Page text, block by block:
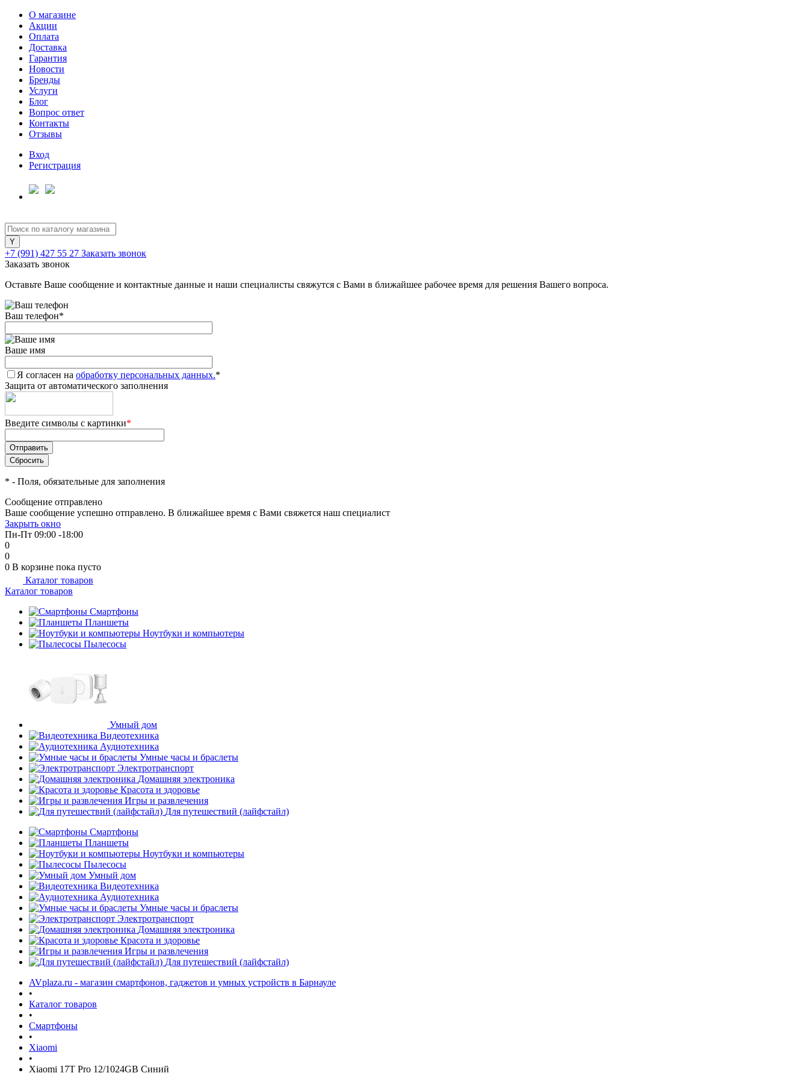
О магазине
Акции
Оплата
Доставка
Гарантия
Новости
Бренды
Услуги
Блог
Вопрос ответ
Контакты
Отзывы
Вход
Регистрация
+7 (991) 427 55 27 Заказать звонок
Заказать звонок
Оставьте Ваше сообщение и контактные данные и наши специалисты свяжутся с Вами в ближайшее рабочее время для решения Вашего вопроса.
Ваш телефон*
Ваше имя
Я согласен на обработку персональных данных.*
Защита от автоматического заполнения
Введите символы с картинки*
* - Поля, обязательные для заполнения
Сообщение отправлено
Ваше сообщение успешно отправлено. В ближайшее время с Вами свяжется наш специалист
Закрыть окно
Пн-Пт 09:00 -18:00
0
0
0 В корзине пока пусто
Каталог товаров
Каталог товаров
Смартфоны
Планшеты
Ноутбуки и компьютеры
Пылесосы
Умный дом
Видеотехника
Аудиотехника
Умные часы и браслеты
Электротранспорт
Домашняя электроника
Красота и здоровье
Игры и развлечения
Для путешествий (лайфстайл)
Смартфоны
Планшеты
Ноутбуки и компьютеры
Пылесосы
Умный дом
Видеотехника
Аудиотехника
Умные часы и браслеты
Электротранспорт
Домашняя электроника
Красота и здоровье
Игры и развлечения
Для путешествий (лайфстайл)
AVplaza.ru - магазин смартфонов, гаджетов и умных устройств в Барнауле
•
Каталог товаров
•
Смартфоны
•
Xiaomi
•
Xiaomi 17T Pro 12/1024GB Синий
на частибез переплат
25% картой любого банка